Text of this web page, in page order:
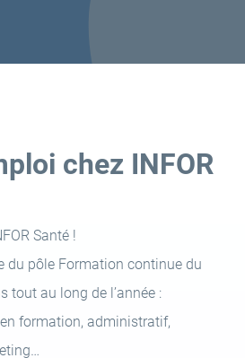
chez INFOR
Santé !
du pôle Formation continue du
tout au long de l’année :
formation, administratif,